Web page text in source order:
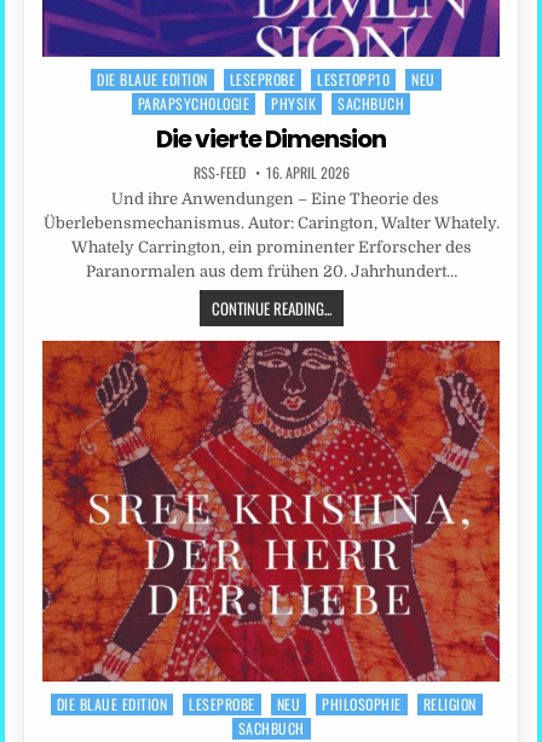
Posted
DIE BLAUE EDITION LESEPROBE LESETOPP10
NEU
PARAPSYCHOLOGIE
PHYSIK SACHBUCH
Die vierte Dimension
RSS-FEED 16. APRIL 2026
Und ihre Anwendungen – Eine Theorie des
Überlebensmechanismus. Autor: Carington, Walter Whately.
Whately Carrington, ein prominenter Erforscher des
Paranormalen aus dem frühen 20. Jahrhundert…
CONTINUE READING...
Posted
DIE BLAUE EDITION LESEPROBE NEU PHILOSOPHIE
RELIGION
SACHBUCH